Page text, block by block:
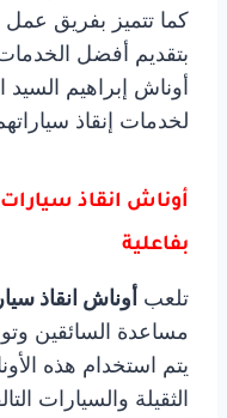
كما تتميز بفريق عمل
بتقديم أفضل
أوناش إبراهيم
لخدمات إنقاذ
أوناش انقاذ
بفاعلية
تلعب أوناش انقاذ
مساعدة السائقين
يتم استخدام هذه
الثقيلة والسيارات